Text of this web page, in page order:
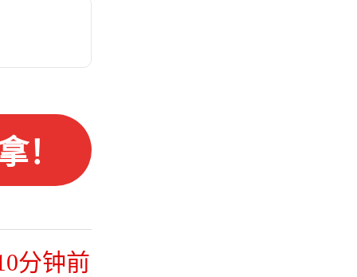
！
7分钟前
分钟前